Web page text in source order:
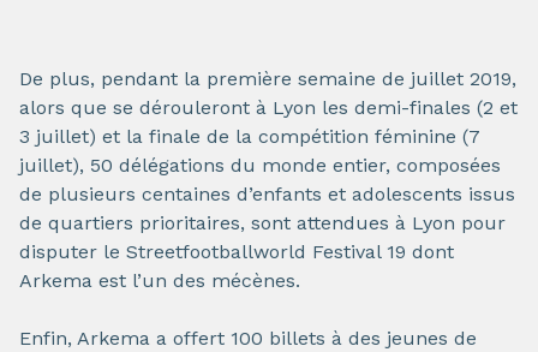
De plus, pendant la première semaine de juillet 2019,
alors que se dérouleront à Lyon les demi-finales (2 et
3 juillet) et la finale de la compétition féminine (7
juillet), 50 délégations du monde entier, composées
de plusieurs centaines d’enfants et adolescents issus
de quartiers prioritaires, sont attendues à Lyon pour
disputer le Streetfootballworld Festival 19 dont
Arkema est l’un des mécènes.
Enfin, Arkema a offert 100 billets à des jeunes de